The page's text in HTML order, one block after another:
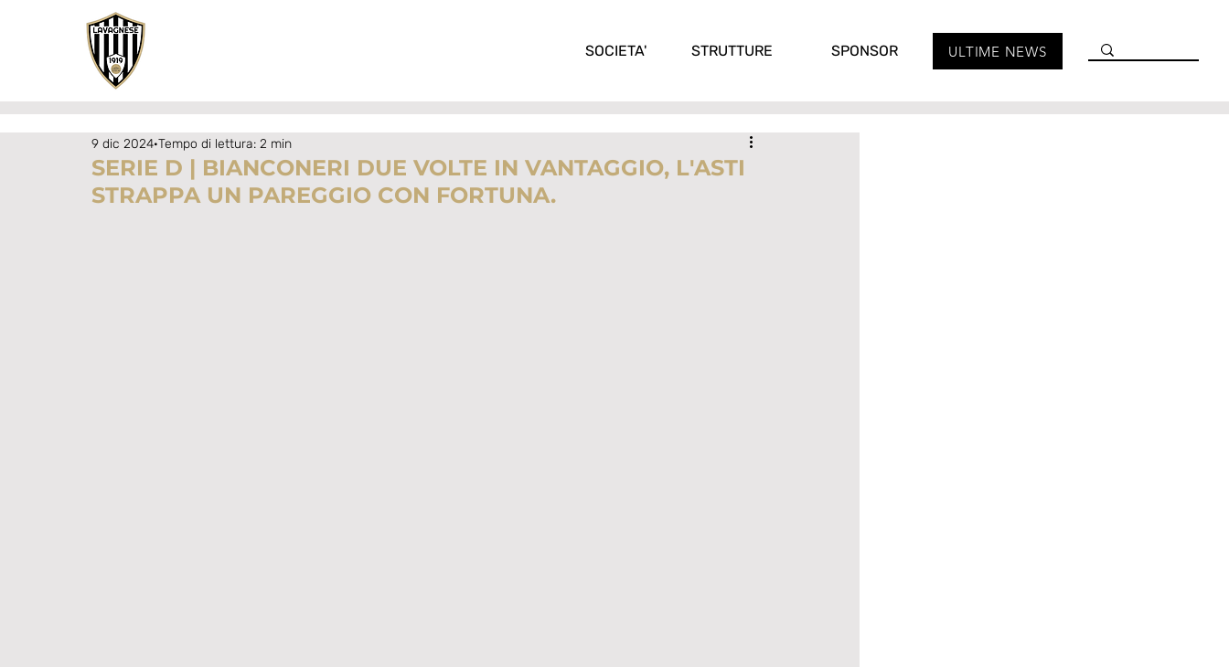
SOCIETA' STRUTTURE SPONSOR ULTIME NEWS
SERIE D | BIANCONERI DUE VOLTE IN VANTAGGIO, L'ASTI
STRAPPA UN PAREGGIO CON FORTUNA.
9 dic 2024 Tempo di lettura: 2 min